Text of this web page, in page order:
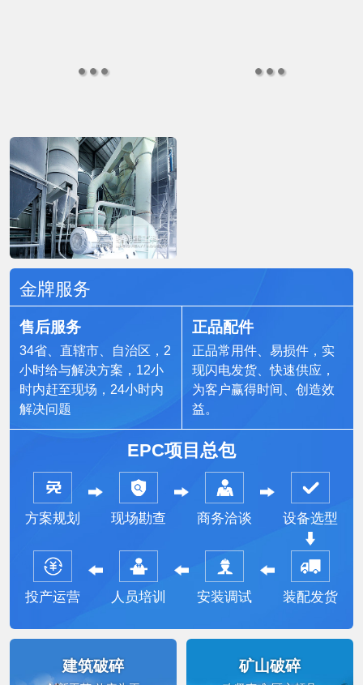
金牌服务
售后服务
34省、直辖市、自治区，2
小时给与解决方案，12小
时内赶至现场，24小时内
解决问题
正品配件
正品常用件、易损件，实
现闪电发货、快速供应，
为客户赢得时间、创造效
益。
EPC项目总包
方案规划 现场勘查 商务洽谈 设备选型
投产运营 人员培训 安装调试 装配发货
建筑破碎 矿山破碎